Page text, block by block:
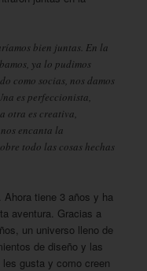
bien juntas. En la
ya lo pudimos
como socias, nos damos
es perfeccionista,
otra es creativa,
encanta la
todo las cosas hechas
Ahora tiene 3 años y ha
aventura. Gracias a
un universo lleno de
de diseño y las
gusta y como creen